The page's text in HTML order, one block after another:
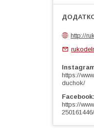
http://
https://
duchok/
Facebook
https://
250161446/